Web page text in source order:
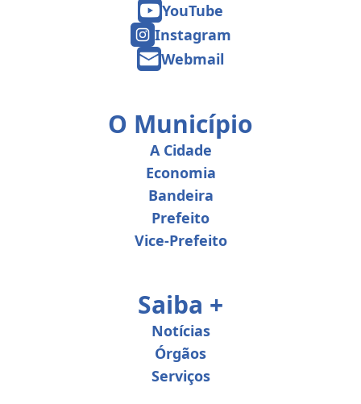
YouTube
Instagram
Webmail
O Município
A Cidade
Economia
Bandeira
Prefeito
Vice-Prefeito
Saiba +
Notícias
Órgãos
Serviços